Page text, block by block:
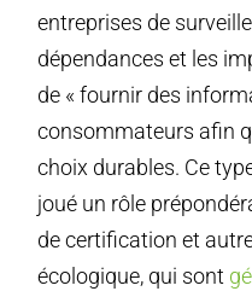
entreprises de
dépendances et les
de « fournir des
consommateurs afin
choix durables. Ce
joué un rôle
de certification et
écologique, qui sont